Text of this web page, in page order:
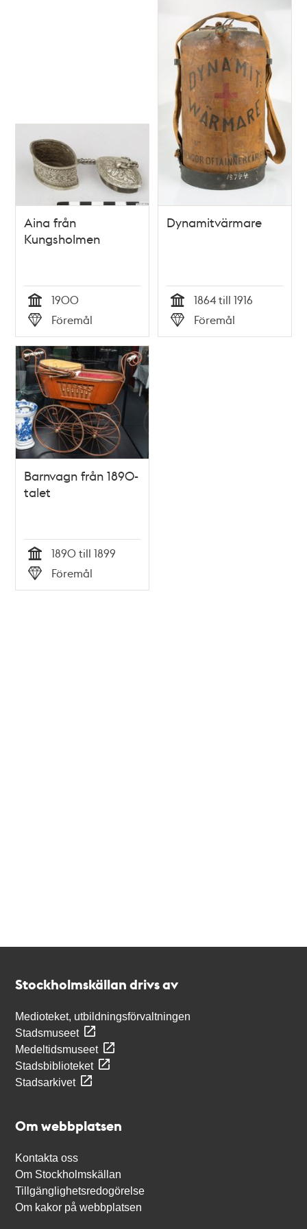
Aina från
Kungsholmen
Tid
1900
Typ
Föremål
Dynamitvärmare
Tid
1864 till 1916
Typ
Föremål
Barnvagn från 1890-
talet
Tid
1890 till 1899
Typ
Föremål
Stockholmskällan drivs av
Medioteket, utbildningsförvaltningen
Stadsmuseet
Medeltidsmuseet
Stadsbiblioteket
Stadsarkivet
Om webbplatsen
Kontakta oss
Om Stockholmskällan
Tillgänglighetsredogörelse
Om kakor på webbplatsen